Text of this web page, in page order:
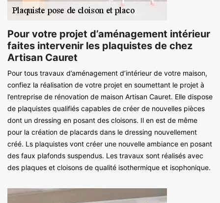
Pour votre projet d’aménagement intérieur
faites intervenir les plaquistes de chez
Artisan Cauret
Pour tous travaux d’aménagement d’intérieur de votre maison,
confiez la réalisation de votre projet en soumettant le projet à
l’entreprise de rénovation de maison Artisan Cauret. Elle dispose
de plaquistes qualifiés capables de créer de nouvelles pièces
dont un dressing en posant des cloisons. Il en est de même
pour la création de placards dans le dressing nouvellement
créé. Ls plaquistes vont créer une nouvelle ambiance en posant
des faux plafonds suspendus. Les travaux sont réalisés avec
des plaques et cloisons de qualité isothermique et isophonique.